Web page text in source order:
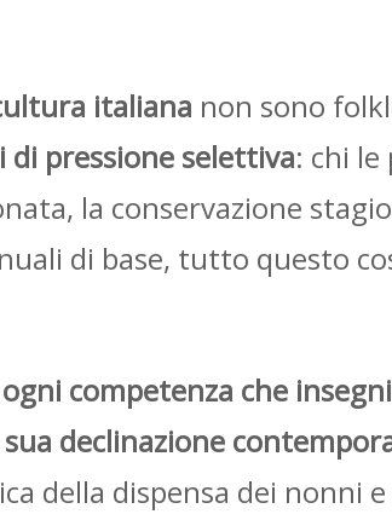
italiana non sono
di pressione selettiva: chi le
la conservazione
di base, tutto questo
ogni competenza che
declinazione
della dispensa dei nonni